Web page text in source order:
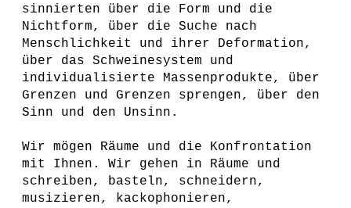
sinnierten über die Form und die
Nichtform, über die Suche nach
Menschlichkeit und ihrer Deformation,
über das Schweinesystem und
individualisierte Massenprodukte, über
Grenzen und Grenzen sprengen, über den
Sinn und den Unsinn.
Wir mögen Räume und die Konfrontation
mit Ihnen. Wir gehen in Räume und
schreiben, basteln, schneidern,
musizieren, kackophonieren,